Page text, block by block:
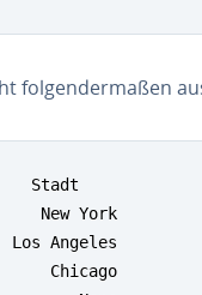
fol­gen­der­ma­ßen
Stadt
New York
Angeles
Chicago